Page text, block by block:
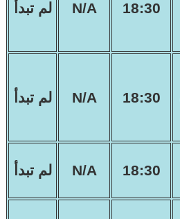
18:30
N/A لم تبدأ
18:30
N/A لم تبدأ
18:30
N/A لم تبدأ